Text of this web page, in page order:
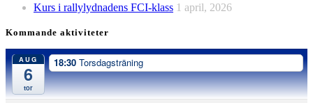
Kurs i rallylydnadens FCI-klass 1 april, 2026
Kommande aktiviteter
AUG
6
tor
18:30 Torsdagsträning